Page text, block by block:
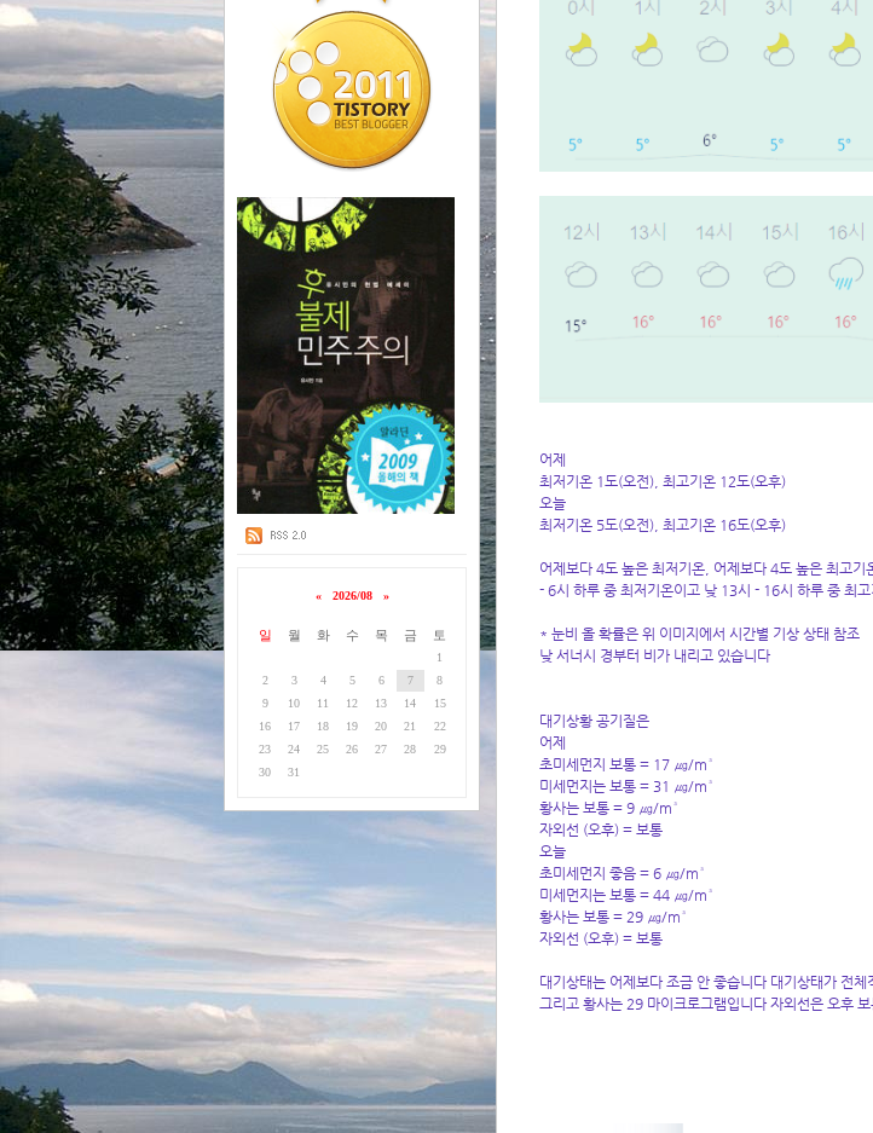
« 2026/08 »
일 월 화 수 목 금 토
1
2
3 4 5 6 7
8
9
10 11 12 13 14
15
16
17 18 19 20 21
22
23
24 25 26 27 28
29
30
31
어제
최저기온 1도(오전), 최고기온 12도(오후)
오늘
최저기온 5도(오전), 최고기온 16도(오후)
어제보다 4도 높은 최저기온, 어제보다 4도 높은 최고
- 6시 하루 중 최저기온이고 낮 13시 - 16시 하루 중 최
* 눈비 올 확률은 위 이미지에서 시간별 기상 상태 참조
낮 서너시 경부터 비가 내리고 있습니다
대기상황 공기질은
어제
초미세먼지 보통 = 17 ㎍/m³
미세먼지는 보통 = 31 ㎍/m³
황사는 보통 = 9 ㎍/m³
자외선 (오후) = 보통
오늘
초미세먼지 좋음 = 6 ㎍/m³
미세먼지는 보통 = 44 ㎍/m³
황사는 보통 = 29 ㎍/m³
자외선 (오후) = 보통
대기상태는 어제보다 조금 안 좋습니다 대기상태가 전
그리고 황사는 29 마이크로그램입니다 자외선은 오후